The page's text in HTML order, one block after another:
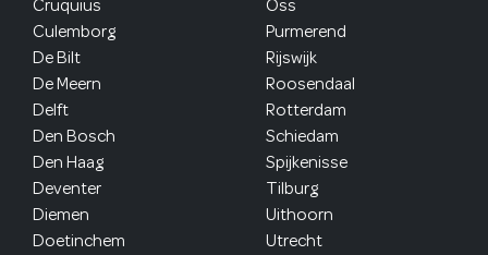
Cruquius
Culemborg
De Bilt
De Meern
Delft
Den Bosch
Den Haag
Deventer
Diemen
Doetinchem
Oss
Purmerend
Rijswijk
Roosendaal
Rotterdam
Schiedam
Spijkenisse
Tilburg
Uithoorn
Utrecht